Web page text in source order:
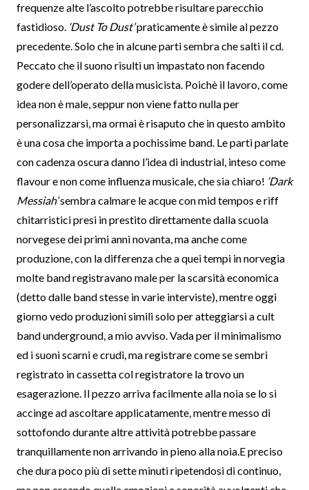
frequenze alte l’ascolto potrebbe risultare parecchio
fastidioso. ‘Dust To Dust’praticamente è simile al pezzo
precedente. Solo che in alcune parti sembra che salti il cd.
Peccato che il suono risulti un impastato non facendo
godere dell’operato della musicista. Poichè il lavoro, come
idea non è male, seppur non viene fatto nulla per
personalizzarsi, ma ormai è risaputo che in questo ambito
è una cosa che importa a pochissime band. Le parti parlate
con cadenza oscura danno l’idea di industrial, inteso come
flavour e non come influenza musicale, che sia chiaro! ‘Dark
Messiah’sembra calmare le acque con mid tempos e riff
chitarristici presi in prestito direttamente dalla scuola
norvegese dei primi anni novanta, ma anche come
produzione, con la differenza che a quei tempi in norvegia
molte band registravano male per la scarsità economica
(detto dalle band stesse in varie interviste), mentre oggi
giorno vedo produzioni simili solo per atteggiarsi a cult
band underground, a mio avviso. Vada per il minimalismo
ed i suoni scarni e crudi, ma registrare come se sembri
registrato in cassetta col registratore la trovo un
esagerazione. Il pezzo arriva facilmente alla noia se lo si
accinge ad ascoltare applicatamente, mentre messo di
sottofondo durante altre attività potrebbe passare
tranquillamente non arrivando in pieno alla noia.E preciso
che dura poco più di sette minuti ripetendosi di continuo,